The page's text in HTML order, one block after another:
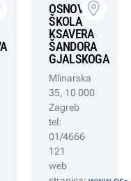
OSNOVNA
ŠKOLA
KSAVERA
ŠANDORA
GJALSKOGA
Mlinarska
35, 10 000
Zagreb
tel:
01/4666
121
web